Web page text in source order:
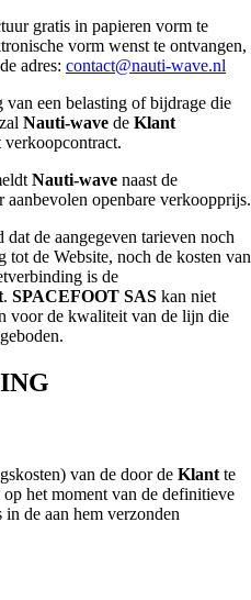
gratis in papieren vorm te
vorm wenst te ontvangen,
adres: contact@nauti-wave.nl
een belasting of bijdrage die
Nauti-wave de Klant
Nauti-wave naast de
openbare verkoopprijs.
de aangegeven tarieven noch
tot de Website, noch de kosten van
is de
. SPACEFOOT SAS kan niet
voor de kwaliteit van de lijn die
van de door de Klant te
het moment van de definitieve
de aan hem verzonden